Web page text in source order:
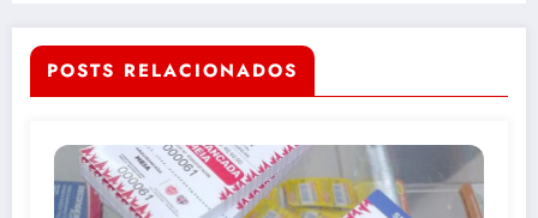
POSTS RELACIONADOS